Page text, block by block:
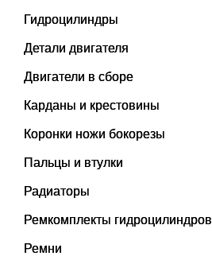
Гидроцилиндры
Детали двигателя
Двигатели в сборе
Карданы и крестовины
Коронки ножи бокорезы
Пальцы и втулки
Радиаторы
Ремкомплекты гидроцилиндров
Ремни